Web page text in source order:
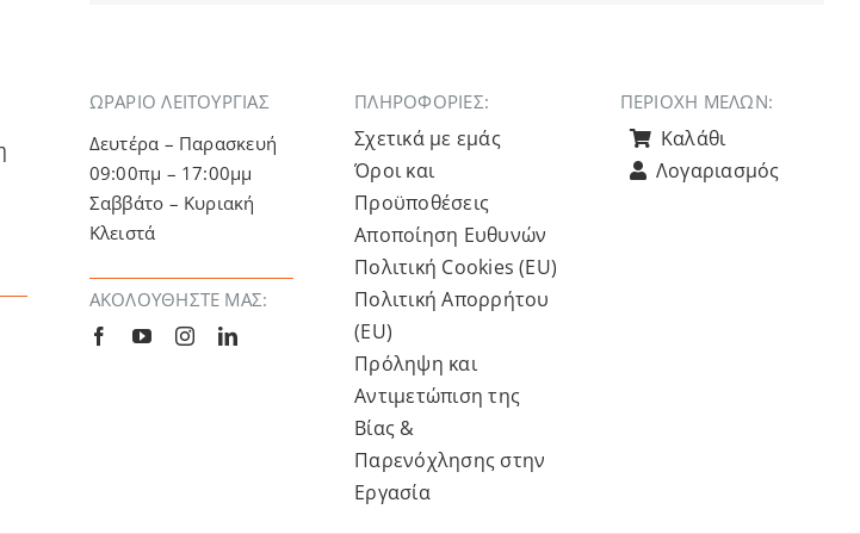
ΩΡΑΡΙΟ ΛΕΙΤΟΥΡΓΙΑΣ
Δευτέρα – Παρασκευή
09:00πμ – 17:00μμ
Σαββάτο – Κυριακή
Κλειστά
ΑΚΟΛΟΥΘΉΣΤΕ ΜΑΣ:
ΠΛΗΡΟΦΟΡΙΕΣ:
Σχετικά με εμάς
Όροι και
Προϋποθέσεις
Αποποίηση Ευθυνών
Πολιτική Cookies (ΕU)
Πολιτική Απορρήτου
(ΕU)
Πρόληψη και
Αντιμετώπιση της
Βίας &
Παρενόχλησης στην
Εργασία
ΠΕΡΙΟΧΉ ΜΕΛΏΝ:
Καλάθι
Λογαριασμός